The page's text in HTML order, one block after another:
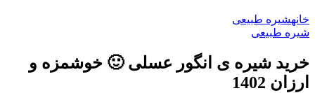
خانهشیره طبیعی
شیره طبیعی
خرید شیره ی انگور عسلی 🙂 خوشمزه و
ارزان 1402